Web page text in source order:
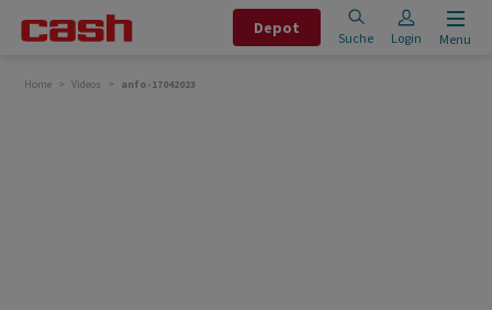
Depot
Suche Login Menu
Home Videos anfo-17042023